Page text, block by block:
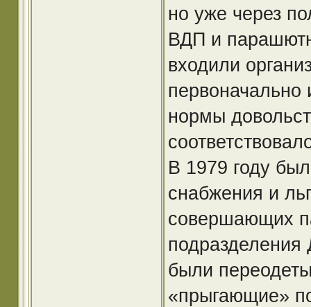
но уже через
ВДП и
входили
нормы
В 1979 году
снабжения и
совершающих
были
«прыгающие»